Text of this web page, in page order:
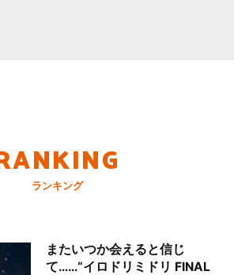
ランキング
またいつか会えると信じ
て……“イロドリミドリ FINAL